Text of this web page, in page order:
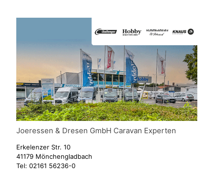
Joeressen & Dresen GmbH Caravan Experten
Erkelenzer Str. 10
41179 Mönchengladbach
Tel: 02161 56236-0